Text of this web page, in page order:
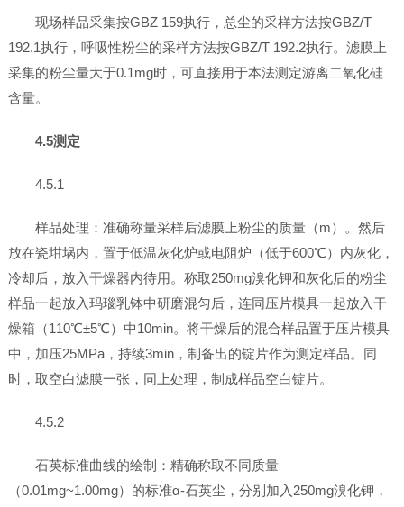
现场样品采集按GBZ 159执行，总尘的采样方法按GBZ/T
192.1执行，呼吸性粉尘的采样方法按GBZ/T 192.2执行。滤膜上
采集的粉尘量大于0.1mg时，可直接用于本法测定游离二氧化硅
含量。
4.5测定
4.5.1
样品处理：准确称量采样后滤膜上粉尘的质量（m）。然后
放在瓷坩埚内，置于低温灰化炉或电阻炉（低于600℃）内灰化，
冷却后，放入干燥器内待用。称取250mg溴化钾和灰化后的粉尘
样品一起放入玛瑙乳钵中研磨混匀后，连同压片模具一起放入干
燥箱（110℃±5℃）中10min。将干燥后的混合样品置于压片模具
中，加压25MPa，持续3min，制备出的锭片作为测定样品。同
时，取空白滤膜一张，同上处理，制成样品空白锭片。
4.5.2
石英标准曲线的绘制：精确称取不同质量
（0.01mg~1.00mg）的标准α-石英尘，分别加入250mg溴化钾，